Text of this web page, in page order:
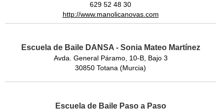
629 52 48 30
http://www.manolicanovas.com
Escuela de Baile DANSA - Sonia Mateo Martínez
Avda. General Páramo, 10-B, Bajo 3
30850 Totana (Murcia)
Escuela de Baile Paso a Paso